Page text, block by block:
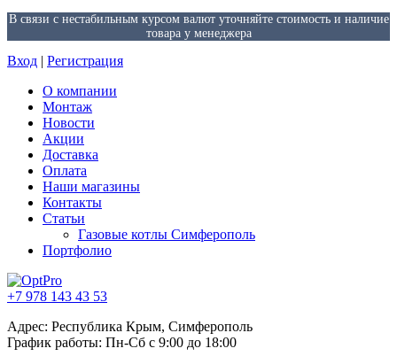
В связи с нестабильным курсом валют уточняйте стоимость и наличие
товара у менеджера
Вход | Регистрация
О компании
Монтаж
Новости
Акции
Доставка
Оплата
Наши магазины
Контакты
Статьи
Газовые котлы Симферополь
Портфолио
+7 978 143 43 53
Адрес: Республика Крым, Симферополь
График работы: Пн-Сб с 9:00 до 18:00